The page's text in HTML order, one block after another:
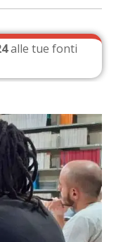
alle tue fonti